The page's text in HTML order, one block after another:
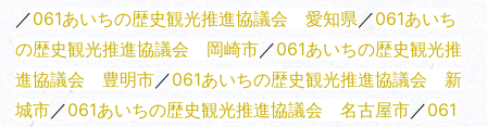
／061あいちの歴史観光推進協議会 愛知県 ／061あいち
の歴史観光推進協議会 岡崎市／061あいちの歴史観光推
進協議会 豊明市／061あいちの歴史観光推進協議会 新
城市／061あいちの歴史観光推進協議会 名古屋市／061